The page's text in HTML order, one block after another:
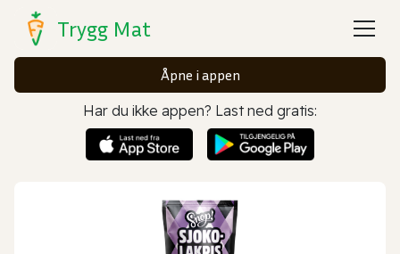
Trygg Mat
Åpne i appen
Har du ikke appen? Last ned gratis: